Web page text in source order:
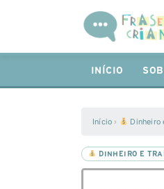
INÍCIO
Início › Dinheiro
DINHEIRO E